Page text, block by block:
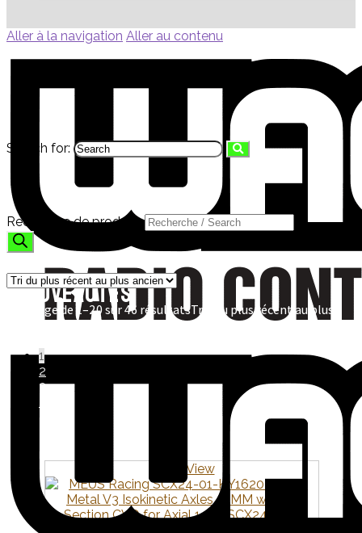
Aller à la navigation Aller au contenu
Search for:
Recherche de produits
NOUVEAUTÉS
Affichage de 1–20 sur 46 résultatsTrié du plus récent au plus
1
2
3
Quick View